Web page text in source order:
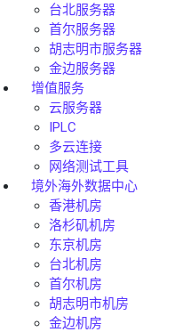
台北服务器
首尔服务器
胡志明市服务器
金边服务器
增值服务
云服务器
IPLC
多云连接
网络测试工具
境外海外数据中心
香港机房
洛杉矶机房
东京机房
台北机房
首尔机房
胡志明市机房
金边机房